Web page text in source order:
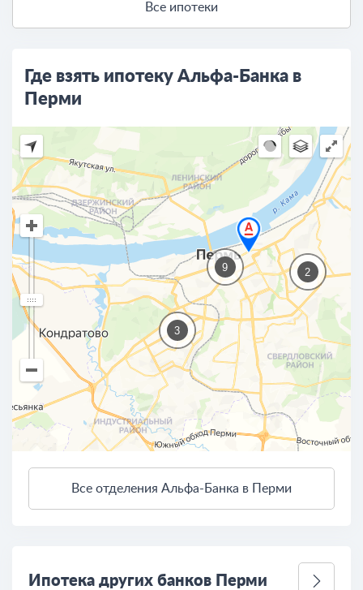
Все ипотеки
Где взять ипотеку Альфа-Банка в
Перми
3
9 2
Все отделения Альфа-Банка в Перми
Ипотека других банков Перми